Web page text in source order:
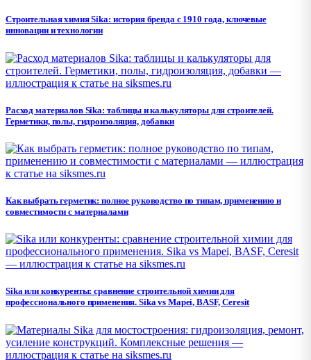
Строительная химия Sika: история бренда с 1910 года, ключевые
инновации и технологии
Расход материалов Sika: таблицы и калькуляторы для строителей.
Герметики, полы, гидроизоляция, добавки
Как выбрать герметик: полное руководство по типам, применению и
совместимости с материалами
Sika или конкуренты: сравнение строительной химии для
профессионального применения. Sika vs Mapei, BASF, Ceresit